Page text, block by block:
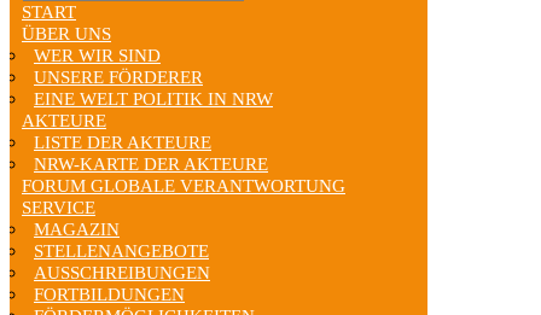
START
ÜBER UNS
WER WIR SIND
UNSERE FÖRDERER
EINE WELT POLITIK IN NRW
AKTEURE
LISTE DER AKTEURE
NRW-KARTE DER AKTEURE
FORUM GLOBALE VERANTWORTUNG
SERVICE
MAGAZIN
STELLENANGEBOTE
AUSSCHREIBUNGEN
FORTBILDUNGEN